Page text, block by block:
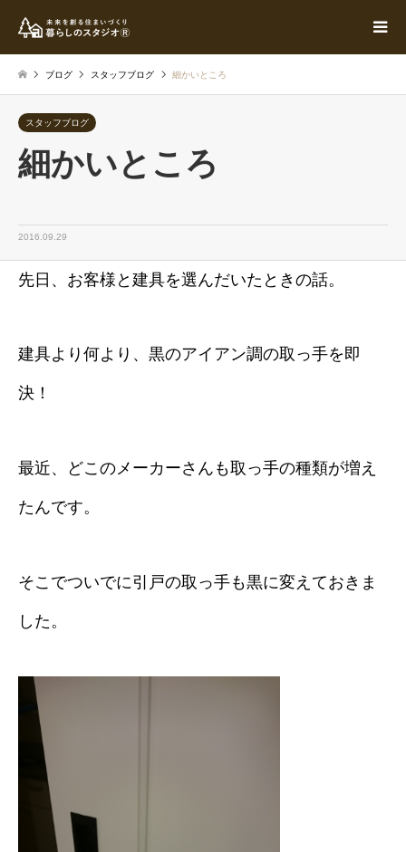
ブログ スタッフブログ 細かいところ
スタッフブログ
細かいところ
2016.09.29
先日、お客様と建具を選んだいたときの話。
建具より何より、黒のアイアン調の取っ手を即
決！
最近、どこのメーカーさんも取っ手の種類が増え
たんです。
そこでついでに引戸の取っ手も黒に変えておきま
した。